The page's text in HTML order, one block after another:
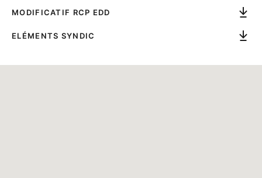
MODIFICATIF RCP EDD
ELÉMENTS SYNDIC